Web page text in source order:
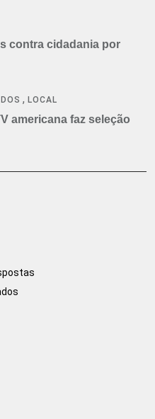
contra cidadania por
,LOCAL
americana faz seleção